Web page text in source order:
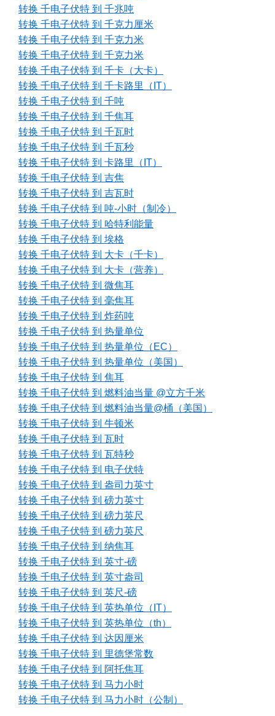
转换 千电子伏特 到 千兆吨
转换 千电子伏特 到 千克力厘米
转换 千电子伏特 到 千克力米
转换 千电子伏特 到 千克力米
转换 千电子伏特 到 千卡（大卡）
转换 千电子伏特 到 千卡路里（IT）
转换 千电子伏特 到 千吨
转换 千电子伏特 到 千焦耳
转换 千电子伏特 到 千瓦时
转换 千电子伏特 到 千瓦秒
转换 千电子伏特 到 卡路里（IT）
转换 千电子伏特 到 吉焦
转换 千电子伏特 到 吉瓦时
转换 千电子伏特 到 吨-小时（制冷）
转换 千电子伏特 到 哈特利能量
转换 千电子伏特 到 埃格
转换 千电子伏特 到 大卡（千卡）
转换 千电子伏特 到 大卡（营养）
转换 千电子伏特 到 微焦耳
转换 千电子伏特 到 毫焦耳
转换 千电子伏特 到 炸药吨
转换 千电子伏特 到 热量单位
转换 千电子伏特 到 热量单位（EC）
转换 千电子伏特 到 热量单位（美国）
转换 千电子伏特 到 焦耳
转换 千电子伏特 到 燃料油当量 @立方千米
转换 千电子伏特 到 燃料油当量@桶（美国）
转换 千电子伏特 到 牛顿米
转换 千电子伏特 到 瓦时
转换 千电子伏特 到 瓦特秒
转换 千电子伏特 到 电子伏特
转换 千电子伏特 到 盎司力英寸
转换 千电子伏特 到 磅力英寸
转换 千电子伏特 到 磅力英尺
转换 千电子伏特 到 磅力英尺
转换 千电子伏特 到 纳焦耳
转换 千电子伏特 到 英寸-磅
转换 千电子伏特 到 英寸盎司
转换 千电子伏特 到 英尺-磅
转换 千电子伏特 到 英热单位（IT）
转换 千电子伏特 到 英热单位（th）
转换 千电子伏特 到 达因厘米
转换 千电子伏特 到 里德堡常数
转换 千电子伏特 到 阿托焦耳
转换 千电子伏特 到 马力小时
转换 千电子伏特 到 马力小时（公制）